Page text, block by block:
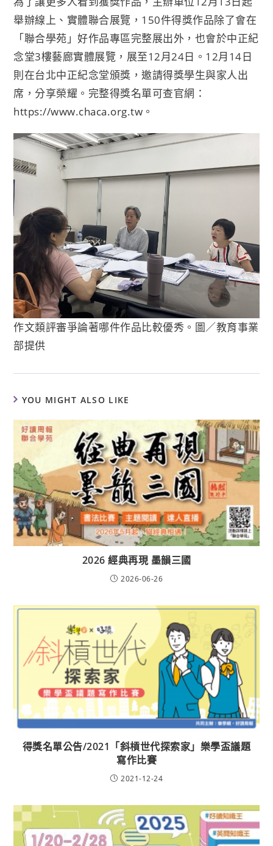
舉辦線上、實體聯合展覽，150件得獎作品除了會在
「聯合學苑」好作品專區完整展出外，也會於中正紀
念堂3樓藝廊實體展覽，展至12月24日。12月14日
則在台北中正紀念堂頒獎，邀請得獎學生與家人出
席，分享榮耀。完整得獎名單可查官網：
https://www.chaca.org.tw 。
作文類評審爭論著哪件作品比較優秀。圖／教育事業
部提供
YOU MIGHT ALSO LIKE
2026 經典再現 墨韻三國
2026-06-26
得獎名單公告/2021「斜槓世代探索家」樂學盃議題
寫作比賽
2021-12-24